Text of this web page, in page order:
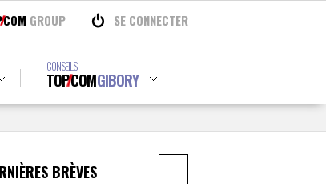
COM GROUP SE CONNECTER
CONSEILS
TOPCOMGIBORY
BRÈVES